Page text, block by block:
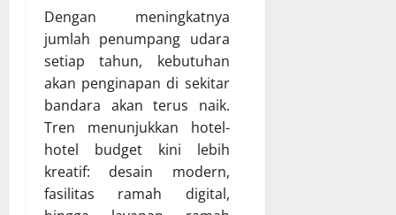
Dengan meningkatnya
jumlah penumpang udara
setiap tahun, kebutuhan
akan penginapan di sekitar
bandara akan terus naik.
Tren menunjukkan hotel-
hotel budget kini lebih
kreatif: desain modern,
fasilitas ramah digital,